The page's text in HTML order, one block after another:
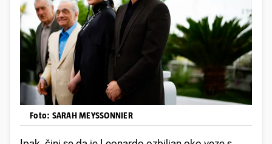
Foto: SARAH MEYSSONNIER